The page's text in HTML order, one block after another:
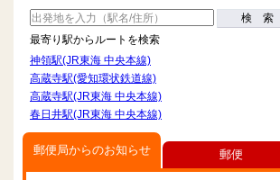
検 索
最寄り駅からルートを検索
神領駅(JR東海 中央本線)
高蔵寺駅(愛知環状鉄道線)
高蔵寺駅(JR東海 中央本線)
春日井駅(JR東海 中央本線)
郵便局からのお知らせ 郵便